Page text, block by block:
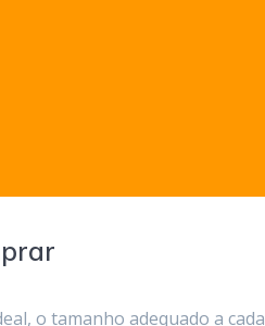
o tamanho adequado a cada